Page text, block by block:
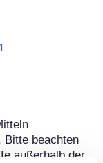
Bitte beachten
außerhalb der